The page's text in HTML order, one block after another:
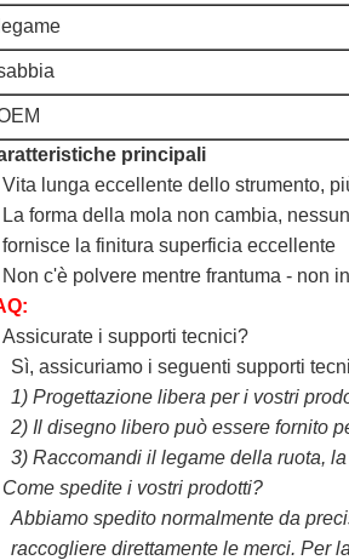
legame
principali
Vita lunga eccellente dello strumento,
La forma della mola non cambia,
la finitura superficia eccellente
c'è polvere mentre frantuma - non
Assicurate i supporti tecnici?
Sì, assicuriamo i seguenti supporti
1) Progettazione libera per i vostri
2) Il disegno libero può essere fornito
3) Raccomandi il legame della ruota,
Come spedite i vostri prodotti?
Abbiamo spedito normalmente da
raccogliere direttamente le merci. Per